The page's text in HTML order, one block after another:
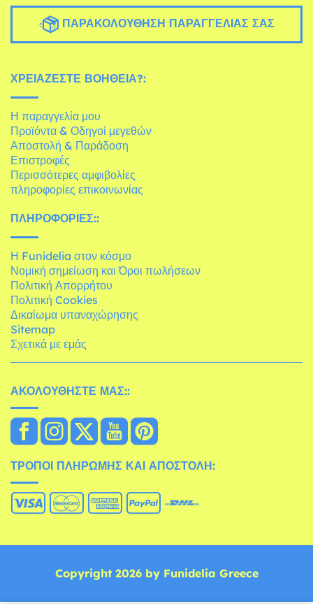
ΠΑΡΑΚΟΛΟΎΘΗΣΗ ΠΑΡΑΓΓΕΛΊΑΣ ΣΑΣ
ΧΡΕΙΆΖΕΣΤΕ ΒΟΉΘΕΙΑ?:
Η παραγγελία μου
Προϊόντα & Οδηγοί μεγεθών
Αποστολή & Παράδοση
Επιστροφές
Περισσότερες αμφιβολίες
πληροφορίες επικοινωνίας
ΠΛΗΡΟΦΟΡΊΕΣ::
Η Funidelia στον κόσμο
Νομική σημείωση και Όροι πωλήσεων
Πολιτική Απορρήτου
Πολιτική Cookies
Δικαίωμα υπαναχώρησης
Sitemap
Σχετικά με εμάς
ΑΚΟΛΟΥΘΉΣΤΕ ΜΑΣ::
ΤΡΌΠΟΙ ΠΛΗΡΩΜΉΣ ΚΑΙ ΑΠΟΣΤΟΛΉ:
Copyright 2026 by Funidelia Greece